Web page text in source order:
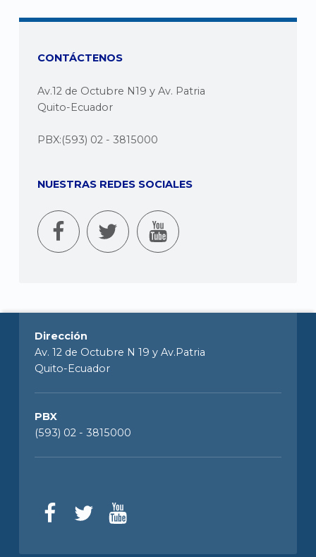
CONTÁCTENOS
Av.12 de Octubre N19 y Av. Patria
Quito-Ecuador
PBX:(593) 02 - 3815000
NUESTRAS REDES SOCIALES
Dirección
Av. 12 de Octubre N 19 y Av.Patria
Quito-Ecuador
PBX
(593) 02 - 3815000